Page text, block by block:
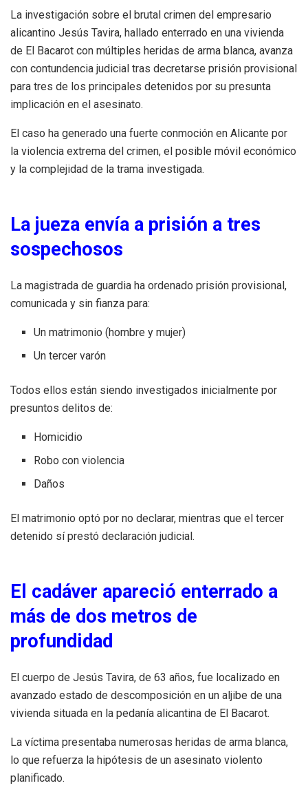
La investigación sobre el brutal crimen del empresario
alicantino Jesús Tavira, hallado enterrado en una vivienda
de El Bacarot con múltiples heridas de arma blanca, avanza
con contundencia judicial tras decretarse prisión provisional
para tres de los principales detenidos por su presunta
implicación en el asesinato.
El caso ha generado una fuerte conmoción en Alicante por
la violencia extrema del crimen, el posible móvil económico
y la complejidad de la trama investigada.
La jueza envía a prisión a tres
sospechosos
La magistrada de guardia ha ordenado prisión provisional,
comunicada y sin fianza para:
Un matrimonio (hombre y mujer)
Un tercer varón
Todos ellos están siendo investigados inicialmente por
presuntos delitos de:
Homicidio
Robo con violencia
Daños
El matrimonio optó por no declarar, mientras que el tercer
detenido sí prestó declaración judicial.
El cadáver apareció enterrado a
más de dos metros de
profundidad
El cuerpo de Jesús Tavira, de 63 años, fue localizado en
avanzado estado de descomposición en un aljibe de una
vivienda situada en la pedanía alicantina de El Bacarot.
La víctima presentaba numerosas heridas de arma blanca,
lo que refuerza la hipótesis de un asesinato violento
planificado.